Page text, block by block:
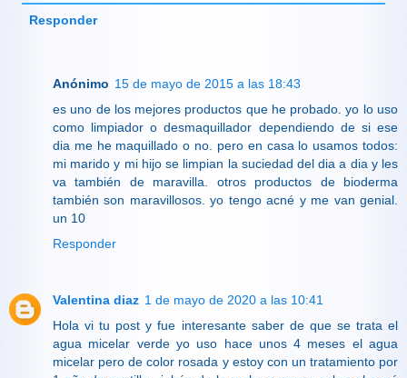
Responder
Anónimo 15 de mayo de 2015 a las 18:43
es uno de los mejores productos que he probado. yo lo uso
como limpiador o desmaquillador dependiendo de si ese
dia me he maquillado o no. pero en casa lo usamos todos:
mi marido y mi hijo se limpian la suciedad del dia a dia y les
va también de maravilla. otros productos de bioderma
también son maravillosos. yo tengo acné y me van genial.
un 10
Responder
Valentina diaz 1 de mayo de 2020 a las 10:41
Hola vi tu post y fue interesante saber de que se trata el
agua micelar verde yo uso hace unos 4 meses el agua
micelar pero de color rosada y estoy con un tratamiento por